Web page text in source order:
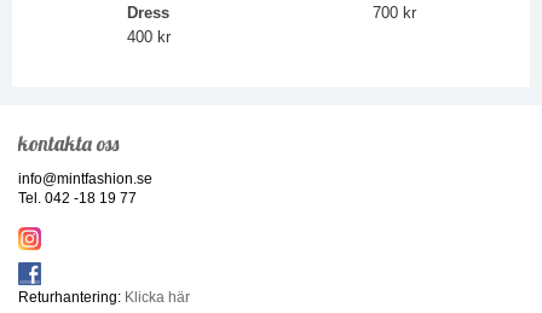
Dress
400 kr
700 kr
kontakta oss
info@mintfashion.se
Tel. 042 -18 19 77
Returhantering: Klicka här